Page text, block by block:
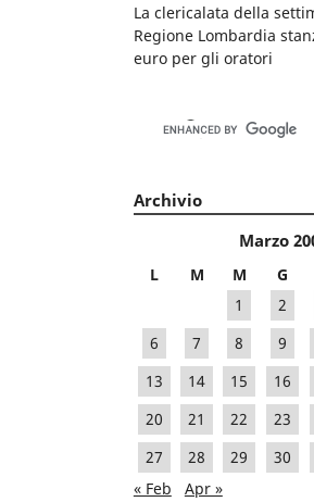
La clericalata della
Regione Lombardia
euro per gli oratori
Archivio
Marzo
L M M G
1
2
6
7 8 9
13
14 15 16
20
21 22 23
27
28 29 30
« Feb
Apr »